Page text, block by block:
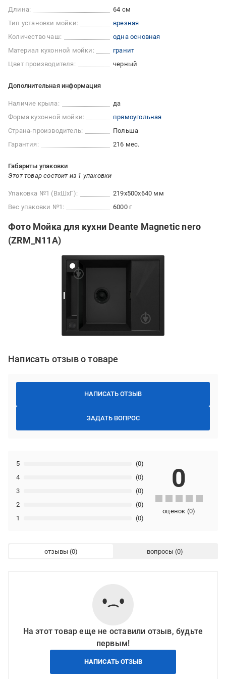
Длина:
64 см
Тип установки мойки:
врезная
Количество чаш:
одна основная
Материал кухонной мойки:
гранит
Цвет производителя:
черный
Дополнительная информация
Наличие крыла:
да
Форма кухонной мойки:
прямоугольная
Страна-производитель:
Польша
Гарантия:
216 мес.
Габариты упаковки
Этот товар состоит из 1 упаковки
Упаковка №1 (ВхШхГ):
219x500x640 мм
Вес упаковки №1:
6000 г
Фото Мойка для кухни Deante Magnetic nero
(ZRM_N11A)
Написать отзыв о товаре
НАПИСАТЬ ОТЗЫВ
ЗАДАТЬ ВОПРОС
1 (0)
2 (0)
3 (0)
4 (0)
5 (0)
0
оценок (0)
отзывы вопросы
На этот товар еще не оставили отзыв, будьте
первым!
НАПИСАТЬ ОТЗЫВ